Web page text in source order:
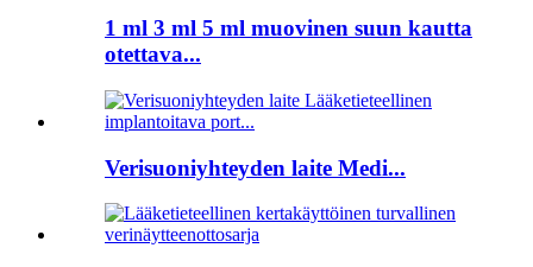
1 ml 3 ml 5 ml muovinen suun kautta
otettava...
Verisuoniyhteyden laite Medi...